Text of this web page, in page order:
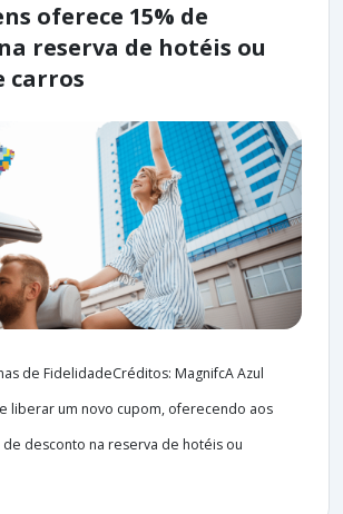
oferece 15% de
reserva de hotéis ou
carros
de FidelidadeCréditos: MagnifcA Azul
liberar um novo cupom, oferecendo aos
de desconto na reserva de hotéis ou